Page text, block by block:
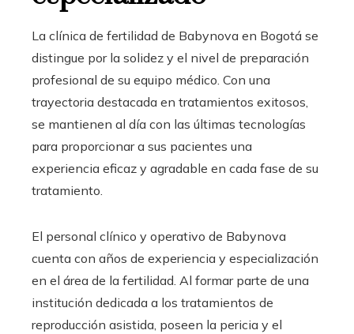
La clínica de fertilidad de Babynova en Bogotá se
distingue por la solidez y el nivel de preparación
profesional de su equipo médico. Con una
trayectoria destacada en tratamientos exitosos,
se mantienen al día con las últimas tecnologías
para proporcionar a sus pacientes una
experiencia eficaz y agradable en cada fase de su
tratamiento.
El personal clínico y operativo de Babynova
cuenta con años de experiencia y especialización
en el área de la fertilidad. Al formar parte de una
institución dedicada a los tratamientos de
reproducción asistida, poseen la pericia y el